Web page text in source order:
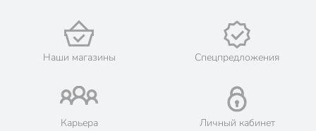
Наши магазины Спецпредложения
Карьера Личный кабинет